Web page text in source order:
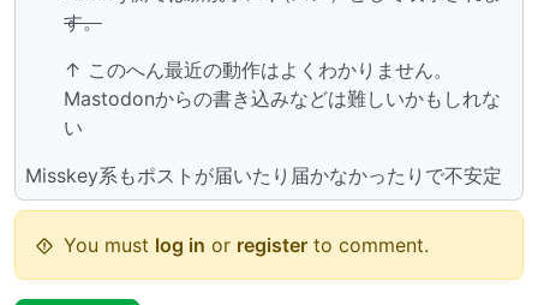
す。
↑ このへん最近の動作はよくわかりません。
Mastodonからの書き込みなどは難しいかもしれな
い
Misskey系もポストが届いたり届かなかったりで不安定
You must log in or register to comment.